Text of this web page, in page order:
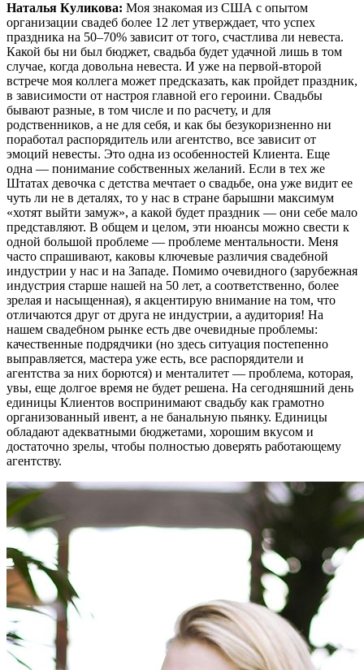
Наталья Куликова: Моя знакомая из США с опытом
организации свадеб более 12 лет утверждает, что успех
праздника на 50–70% зависит от того, счастлива ли невеста.
Какой бы ни был бюджет, свадьба будет удачной лишь в том
случае, когда довольна невеста. И уже на первой-второй
встрече моя коллега может предсказать, как пройдет праздник,
в зависимости от настроя главной его героини. Свадьбы
бывают разные, в том числе и по расчету, и для
родственников, а не для себя, и как бы безукоризненно ни
поработал распорядитель или агентство, все зависит от
эмоций невесты. Это одна из особенностей Клиента. Еще
одна — понимание собственных желаний. Если в тех же
Штатах девочка с детства мечтает о свадьбе, она уже видит ее
чуть ли не в деталях, то у нас в стране барышни максимум
«хотят выйти замуж», а какой будет праздник — они себе мало
представляют. В общем и целом, эти нюансы можно свести к
одной большой проблеме — проблеме ментальности. Меня
часто спрашивают, каковы ключевые различия свадебной
индустрии у нас и на Западе. Помимо очевидного (зарубежная
индустрия старше нашей на 50 лет, а соответственно, более
зрелая и насыщенная), я акцентирую внимание на том, что
отличаются друг от друга не индустрии, а аудитория! На
нашем свадебном рынке есть две очевидные проблемы:
качественные подрядчики (но здесь ситуация постепенно
выправляется, мастера уже есть, все распорядители и
агентства за них борются) и менталитет — проблема, которая,
увы, еще долгое время не будет решена. На сегодняшний день
единицы Клиентов воспринимают свадьбу как грамотно
организованный ивент, а не банальную пьянку. Единицы
обладают адекватными бюджетами, хорошим вкусом и
достаточно зрелы, чтобы полностью доверять работающему
агентству.